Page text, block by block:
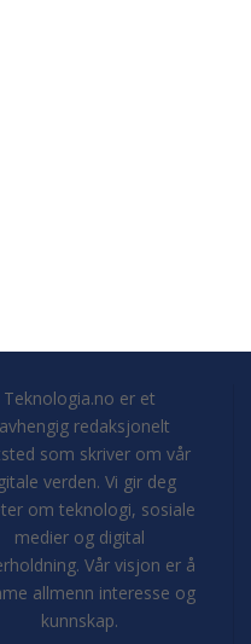
Teknologia.no er et
redaksjonelt
som skriver om vår
verden. Vi gir deg
om teknologi, sosiale
medier og digital
Vår visjon er å
allmenn interesse og
kunnskap.